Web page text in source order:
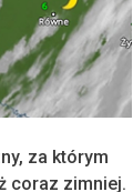
za którym
coraz zimniej.